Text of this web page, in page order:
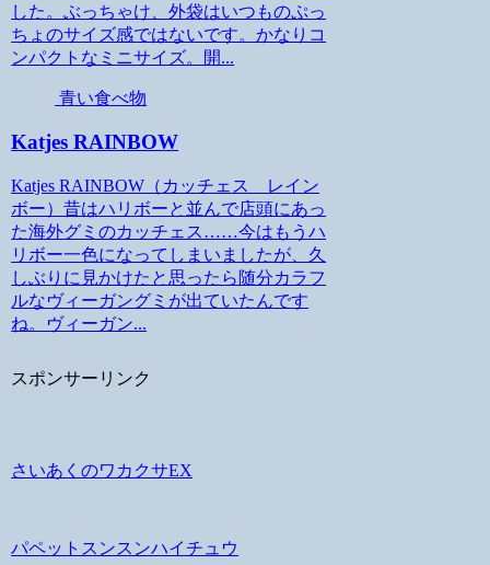
した。ぶっちゃけ、外袋はいつものぷっ
ちょのサイズ感ではないです。かなりコ
ンパクトなミニサイズ。開...
青い食べ物
Katjes RAINBOW
Katjes RAINBOW（カッチェス レイン
ボー）昔はハリボーと並んで店頭にあっ
た海外グミのカッチェス……今はもうハ
リボー一色になってしまいましたが、久
しぶりに見かけたと思ったら随分カラフ
ルなヴィーガングミが出ていたんです
ね。ヴィーガン...
スポンサーリンク
さいあくのワカクサEX
パペットスンスンハイチュウ